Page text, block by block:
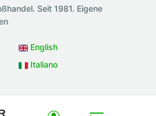
Seit 1981. Eigene
English
Italiano